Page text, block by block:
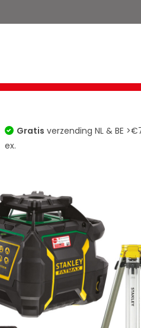
Gratis verzending NL & BE
ex.